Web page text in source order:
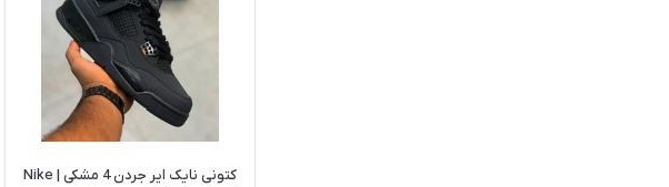
کتونی نایک ایر جردن 4 مشکی | Nike